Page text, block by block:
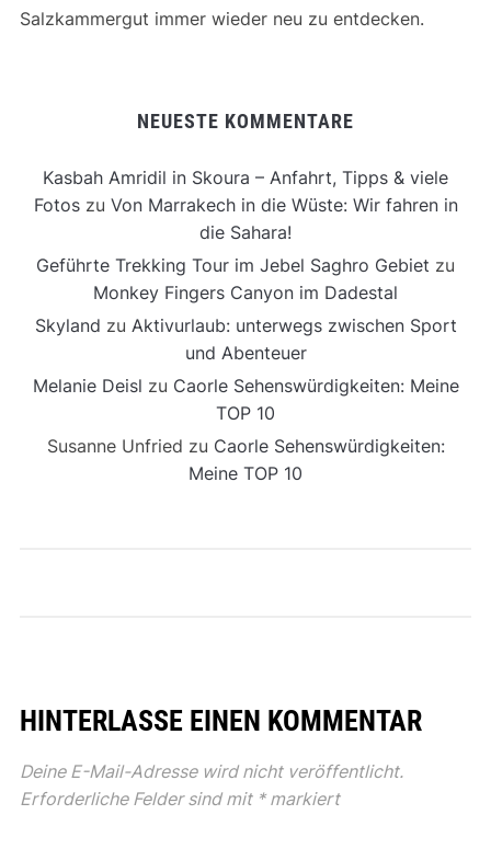
Salzkammergut immer wieder neu zu entdecken.
NEUESTE KOMMENTARE
Kasbah Amridil in Skoura – Anfahrt, Tipps & viele
Fotoszu Von Marrakech in die Wüste: Wir fahren in
die Sahara!
Geführte Trekking Tour im Jebel Saghro Gebiet zu
Monkey Fingers Canyon im Dadestal
Skyland zu Aktivurlaub: unterwegs zwischen Sport
und Abenteuer
Melanie Deisl zu Caorle Sehenswürdigkeiten: Meine
TOP 10
Susanne Unfried zu Caorle Sehenswürdigkeiten:
Meine TOP 10
HINTERLASSE EINEN KOMMENTAR
Deine E-Mail-Adresse wird nicht veröffentlicht.
Erforderliche Felder sind mit *markiert